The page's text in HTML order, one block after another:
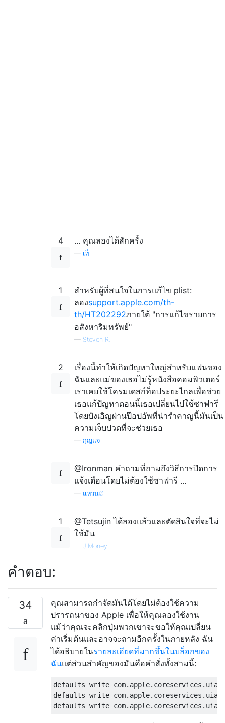
4 ... คุณลองได้สักครั้ง
เท็
1
สำหรับผู้ที่สนใจในการแก้ไข plist:
ลองsupport.apple.com/th-
th/HT202292ภายใต้ "การแก้ไขรายการ
อสังหาริมทรัพย์"
— Steven R.
2
เรื่องนี้ทำให้เกิดปัญหาใหญ่สำหรับแฟนของ
ฉันและแม่ของเธอไม่รู้หนังสือคอมพิวเตอร์
เราเคยใช้โครมเดสก์ท็อประยะไกลเพื่อช่วย
เธอแก้ปัญหาตอนนี้เธอเปลี่ยนไปใช้ซาฟารี
โดยบังเอิญผ่านป๊อปอัพที่น่ารำคาญนี้มันเป็น
ความเจ็บปวดที่จะช่วยเธอ
กุญแจ
@Ironman คำถามที่ถามถึงวิธีการปิดการ
แจ้งเตือนโดยไม่ต้องใช้ซาฟารี ...
แหวนØ
1
@Tetsujin ได้ลองแล้วและตัดสินใจที่จะไม่
ใช้มัน
— J.Money
คำตอบ:
34
คุณสามารถกำจัดมันได้โดยไม่ต้องใช้ความ
ปรารถนาของ Apple เพื่อให้คุณลองใช้งาน
แม้ว่าคุณจะคลิกปุ่มพวกเขาจะขอให้คุณเปลี่ยน
ค่าเริ่มต้นและอาจจะถามอีกครั้งในภายหลัง ฉัน
ได้อธิบายในรายละเอียดที่มากขึ้นในบล็อกของ
ฉันแต่ส่วนสำคัญของมันคือคำสั่งทั้งสามนี้:
defaults write
defaults write